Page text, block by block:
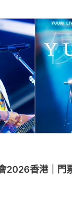
2026香港｜門